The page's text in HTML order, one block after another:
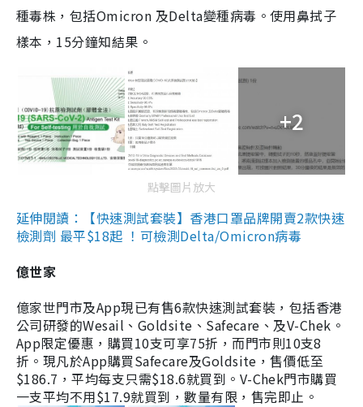
種毒株，包括Omicron 及Delta變種病毒。使用鼻拭子
樣本，15分鐘知結果。
+2
點擊圖片放大
延伸閱讀：【快速測試套裝】香港口罩品牌開賣2款快速
檢測劑 最平$18起 ！可檢測Delta/Omicron病毒
億世家
億家世門市及App現已有售6款快速測試套裝，包括香港
公司研發的Wesail、Goldsite、Safecare、及V-Chek。
App限定優惠，購買10支可享75折，而門市則10支8
折。現凡於App購買Safecare及Goldsite，售價低至
$186.7，平均每支只需$18.6就買到。V-Chek門市購買
一支平均不用$17.9就買到，數量有限，售完即止。